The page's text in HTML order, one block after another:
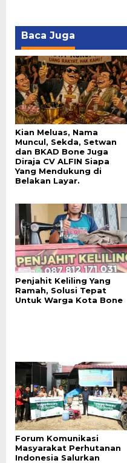
Baca Juga
Kian Meluas, Nama
Muncul, Sekda, Setwan
dan BKAD Bone Juga
Diraja CV ALFIN Siapa
Yang Mendukung di
Belakan Layar.
Penjahit Keliling Yang
Ramah, Solusi Tepat
Untuk Warga Kota Bone
Forum Komunikasi
Masyarakat Perhutanan
Indonesia Salurkan